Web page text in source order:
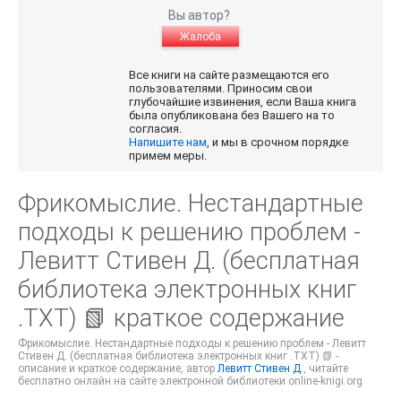
Вы автор?
Жалоба
Все книги на сайте размещаются его
пользователями. Приносим свои
глубочайшие извинения, если Ваша книга
была опубликована без Вашего на то
согласия.
Напишите нам , и мы в срочном порядке
примем меры.
Фрикомыслие. Нестандартные
подходы к решению проблем -
Левитт Стивен Д. (бесплатная
библиотека электронных книг
.TXT) 📗 краткое содержание
Фрикомыслие. Нестандартные подходы к решению проблем - Левитт
Стивен Д. (бесплатная библиотека электронных книг .TXT) 📗 -
описание и краткое содержание, автор Левитт Стивен Д.
, читайте
бесплатно онлайн на сайте электронной библиотеки online-knigi.org